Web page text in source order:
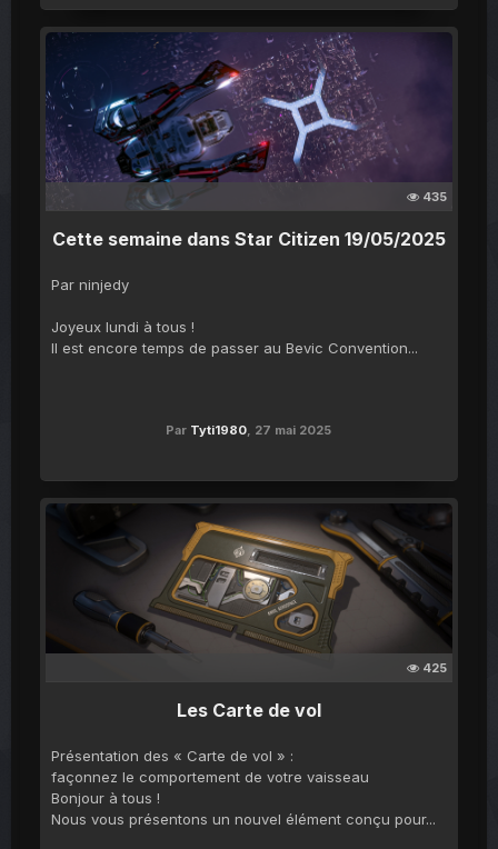
435
Cette semaine dans Star Citizen 19/05/2025
Par ninjedy
Joyeux lundi à tous !
Il est encore temps de passer au Bevic Convention...
Par Tyti1980, 27 mai 2025
425
Les Carte de vol
Présentation des « Carte de vol » :
façonnez le comportement de votre vaisseau
Bonjour à tous !
Nous vous présentons un nouvel élément conçu pour...